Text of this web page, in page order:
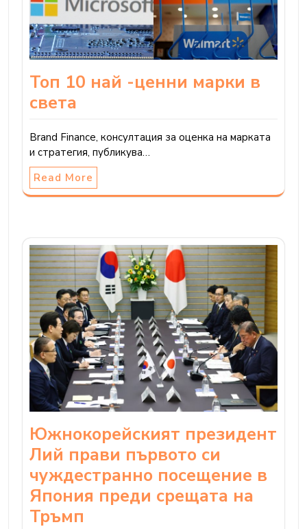
Топ 10 най -ценни марки в
света
Brand Finance, консултация за оценка на марката
и стратегия, публикува…
Read More
Южнокорейският президент
Лий прави първото си
чуждестранно посещение в
Япония преди срещата на
Тръмп